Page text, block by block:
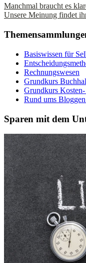
Manchmal braucht es
Unsere Meinung findet
Basiswissen für
Rechnungswesen
Grundkurs
Grundkurs
Rund ums
Sparen mit dem